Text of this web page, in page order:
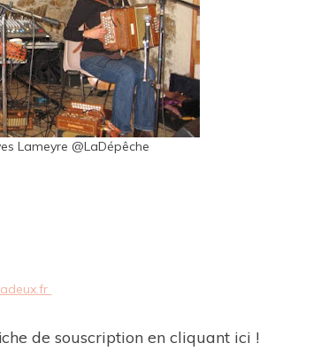
Lameyre @LaDépêche
de souscription en cliquant ici !